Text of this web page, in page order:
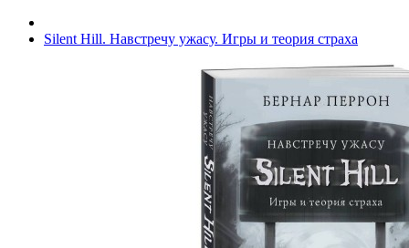
Silent Hill. Навстречу ужасу. Игры и теория страха